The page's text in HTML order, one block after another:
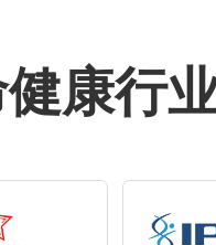
康行